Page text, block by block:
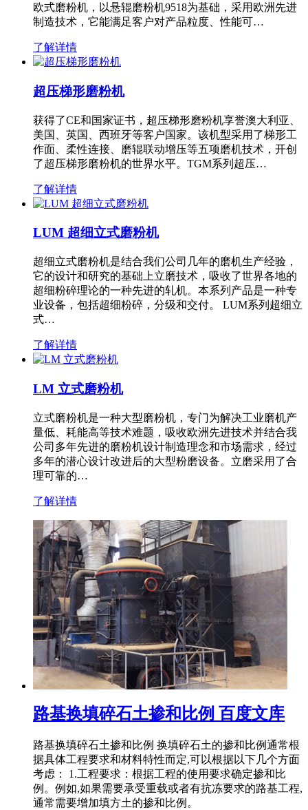
欧式磨粉机，以悬辊磨粉机9518为基础，采用欧洲先进
制造技术，它能满足客户对产品粒度、性能可…
了解详情
超压梯形磨粉机
获得了CE和国家证书，超压梯形磨粉机享誉澳大利亚、
美国、英国、西班牙等客户国家。该机型采用了梯形工
作面、柔性连接、磨辊联动增压等五项磨机技术，开创
了超压梯形磨粉机的世界水平。TGM系列超压…
了解详情
LUM 超细立式磨粉机
超细立式磨粉机是结合我们公司几年的磨机生产经验，
它的设计和研究的基础上立磨技术，吸收了世界各地的
超细粉碎理论的一种先进的轧机。本系列产品是一种专
业设备，包括超细粉碎，分级和交付。 LUM系列超细立
式…
了解详情
LM 立式磨粉机
立式磨粉机是一种大型磨粉机，专门为解决工业磨机产
量低、耗能高等技术难题，吸收欧洲先进技术并结合我
公司多年先进的磨粉机设计制造理念和市场需求，经过
多年的潜心设计改进后的大型粉磨设备。立磨采用了合
理可靠的…
了解详情
路基换填碎石土掺和比例 百度文库
路基换填碎石土掺和比例 换填碎石土的掺和比例通常根
据具体工程要求和材料特性而定,可以根据以下几个方面
考虑： 1.工程要求：根据工程的使用要求确定掺和比
例。例如,如果需要承受重载或者有抗冻要求的路基工程,
通常需要增加填方土的掺和比例。